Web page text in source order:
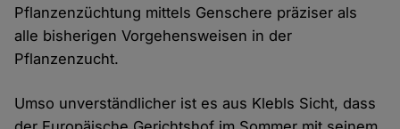
Pflanzenzüchtung mittels Genschere präziser als
alle bisherigen Vorgehensweisen in der
Pflanzenzucht.
Umso unverständlicher ist es aus Klebls Sicht, dass